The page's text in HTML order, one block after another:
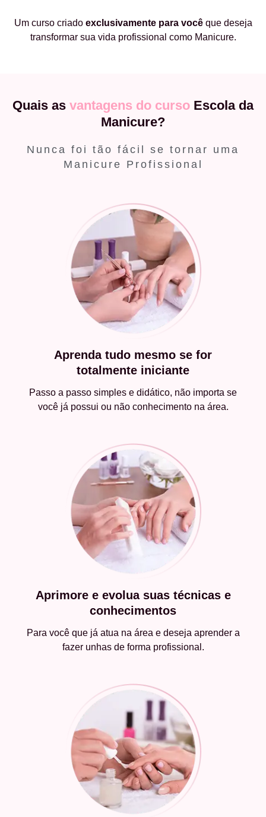
Um curso criado exclusivamente para vocêque deseja
transformar sua vida profissional como Manicure.
Quais as vantagens do curso Escola da
Manicure?
Nunca foi tão fácil se tornar uma
Manicure Profissional
Aprenda tudo mesmo se for
totalmente iniciante
Passo a passo simples e didático, não importa se
você já possui ou não conhecimento na área.
Aprimore e evolua suas técnicas e
conhecimentos
Para você que já atua na área e deseja aprender a
fazer unhas de forma profissional.